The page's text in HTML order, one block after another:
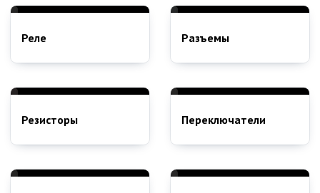
Реле Разъемы
Резисторы Переключатели